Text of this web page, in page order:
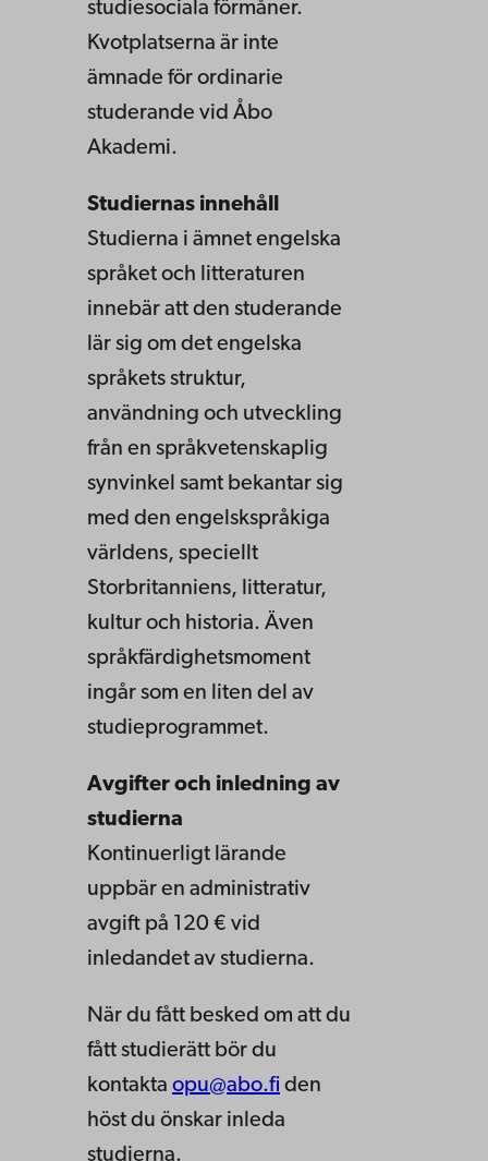
studiesociala förmåner.
Kvotplatserna är inte
ämnade för ordinarie
studerande vid Åbo
Akademi.
Studiernas innehåll
Studierna i ämnet engelska
språket och litteraturen
innebär att den studerande
lär sig om det engelska
språkets struktur,
användning och utveckling
från en språkvetenskaplig
synvinkel samt bekantar sig
med den engelskspråkiga
världens, speciellt
Storbritanniens, litteratur,
kultur och historia. Även
språkfärdighetsmoment
ingår som en liten del av
studieprogrammet.
Avgifter och inledning av
studierna
Kontinuerligt lärande
uppbär en administrativ
avgift på 120 € vid
inledandet av studierna.
När du fått besked om att du
fått studierätt bör du
kontakta opu@abo.fi den
höst du önskar inleda
studierna.